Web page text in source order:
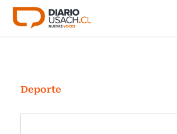
Click acá para ir directamente al
Investigación
Cultura
Deporte